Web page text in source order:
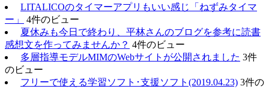
LITALICOのタイマーアプリもいい感じ「ねずみタイマ
ー」
4件のビュー
夏休みも今日で終わり、平林さんのブログを参考に読書
感想文を作ってみませんか？ 4件のビュー
多層指導モデルMIMのWebサイトが公開されました 3件
のビュー
フリーで使える学習ソフト･支援ソフト(2019.04.23) 3件の